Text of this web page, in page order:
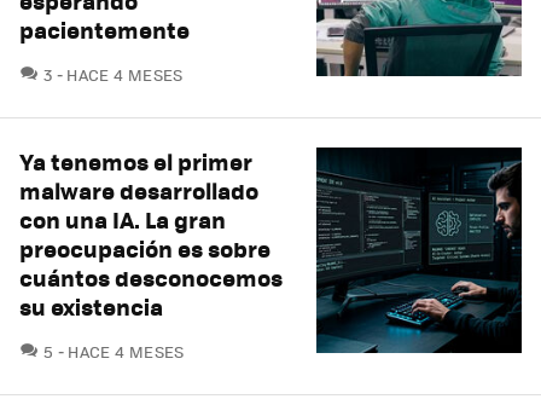
pacientemente
3 COMENTARIOS
HACE 4 MESES
Ya tenemos el primer
malware desarrollado
con una IA. La gran
preocupación es sobre
cuántos desconocemos
su existencia
5 COMENTARIOS
HACE 4 MESES